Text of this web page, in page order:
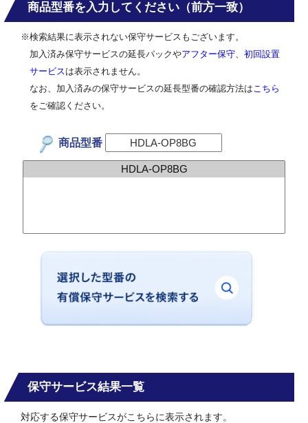
商品型番を入力してください（前方一致）
※検索結果に表示されない保守サービスもございます。
加入済み保守サービスの延長パックやアフター保守
初回設置
サービス は表示されません。
なお、加入済みの保守サービスの延長型番の確認方法は こちら
をご確認ください。
商品型番
保守サービス結果一覧
対応する保守サービスがこちらに表示されます。